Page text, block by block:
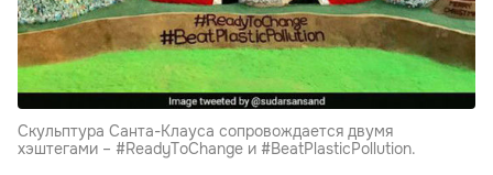
Скульптура Санта-Клауса сопровождается двумя
хэштегами – #ReadyToChange и #BeatPlasticPollution.